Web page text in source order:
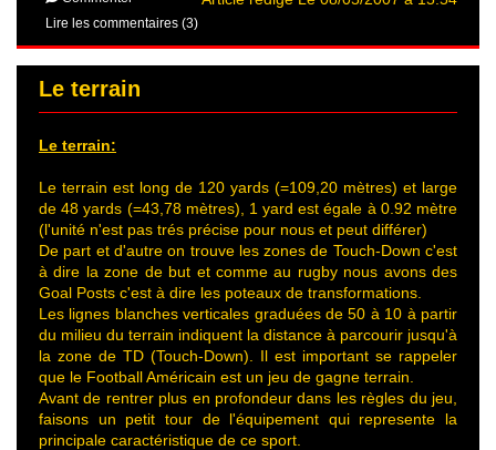
Lire les commentaires (3)
Le terrain
Le terrain:
Le terrain est long de 120 yards (=109,20 mètres) et large
de 48 yards (=43,78 mètres), 1 yard est égale à 0.92 mètre
(l'unité n'est pas trés précise pour nous et peut différer)
De part et d'autre on trouve les zones de Touch-Down c'est
à dire la zone de but et comme au rugby nous avons des
Goal Posts c'est à dire les poteaux de transformations.
Les lignes blanches verticales graduées de 50 à 10 à partir
du milieu du terrain indiquent la distance à parcourir jusqu'à
la zone de TD (Touch-Down). Il est important se rappeler
que le Football Américain est un jeu de gagne terrain.
Avant de rentrer plus en profondeur dans les règles du jeu,
faisons un petit tour de l'équipement qui represente la
principale caractéristique de ce sport.